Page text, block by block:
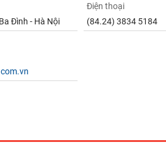
Đình - Hà Nội
Điện thoại
(84.24) 3834 5184